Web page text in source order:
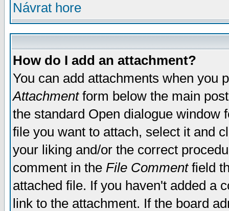
Návrat hore
How do I add an attachment?
You can add attachments when you
Attachmentform below the main
the standard Open dialogue window
file you want to attach, select it and
your liking and/or the correct
comment in the File Commentfield
attached file. If you haven't added a
link to the attachment. If the board